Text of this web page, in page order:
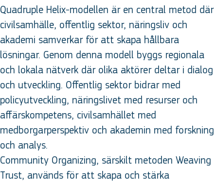
Quadruple Helix-modellen är en central metod där
civilsamhälle, offentlig sektor, näringsliv och
akademi samverkar för att skapa hållbara
lösningar. Genom denna modell byggs regionala
och lokala nätverk där olika aktörer deltar i dialog
och utveckling. Offentlig sektor bidrar med
policyutveckling, näringslivet med resurser och
affärskompetens, civilsamhället med
medborgarperspektiv och akademin med forskning
och analys.
Community Organizing, särskilt metoden Weaving
Trust, används för att skapa och stärka